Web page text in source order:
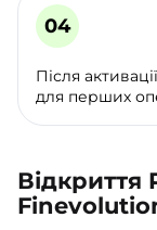
Після
для перших
Відкриття